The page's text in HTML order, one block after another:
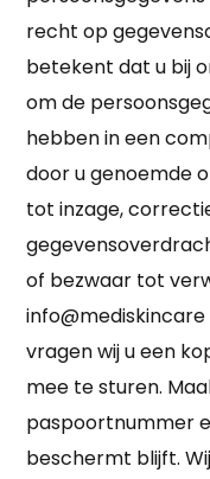
recht op
betekent dat u bij
om de
hebben in een
door u genoemde
tot inzage,
of bezwaar tot
vragen wij u een
mee te sturen.
paspoortnummer
beschermt blijft.